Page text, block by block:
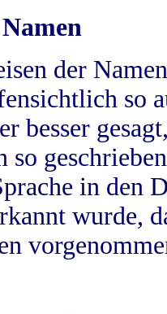
der
so
besser
so
in
wurde,